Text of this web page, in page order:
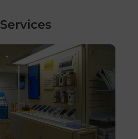
Services